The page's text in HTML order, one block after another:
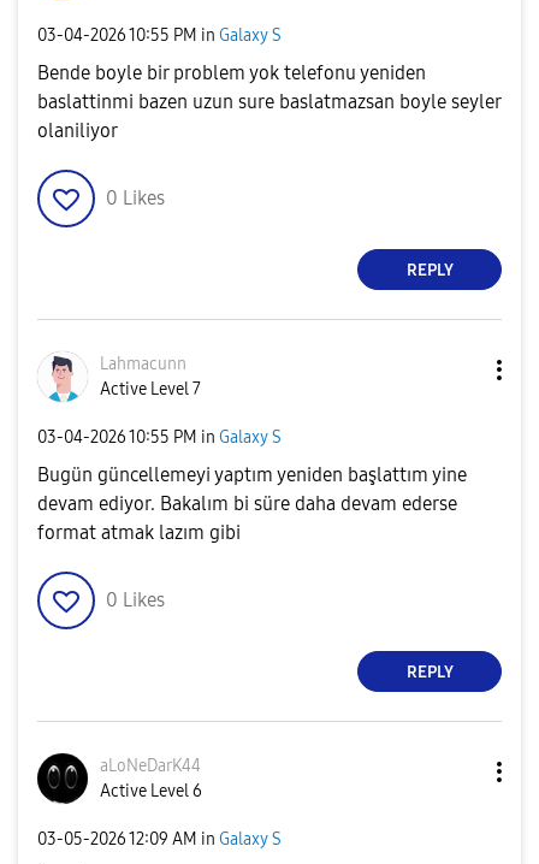
‎03-04-202610:55 PM in Galaxy S
Bende boyle bir problem yok telefonu yeniden
baslattinmi bazen uzun sure baslatmazsan boyle seyler
olaniliyor
0 Likes
REPLY
Lahmacunn
Active Level 7
‎03-04-202610:55 PM in Galaxy S
Bugün güncellemeyi yaptım yeniden başlattım yine
devam ediyor. Bakalım bi süre daha devam ederse
format atmak lazım gibi
0 Likes
REPLY
aLoNeDarK44
Active Level 6
‎03-05-202612:09 AM in Galaxy S